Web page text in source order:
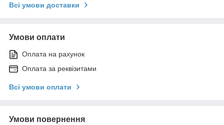
Всі умови доставки
Умови оплати
Оплата на рахунок
Оплата за реквізитами
Всі умови оплати
Умови повернення